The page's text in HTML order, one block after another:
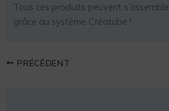
Tous ces produits peuvent
grâce au système Créatube !
PRÉCÉDENT